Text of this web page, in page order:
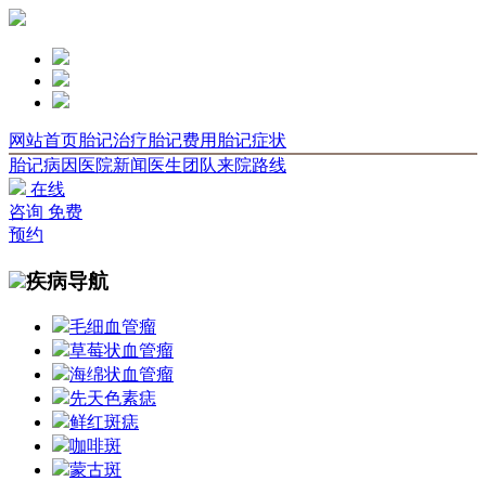
网站首页胎记治疗胎记费用 胎记症状
胎记病因 医院新闻 医生团队来院路线
在线
咨询 免费
预约
疾病导航
毛细血管瘤
草莓状血管瘤
海绵状血管瘤
先天色素痣
鲜红斑痣
咖啡斑
蒙古斑